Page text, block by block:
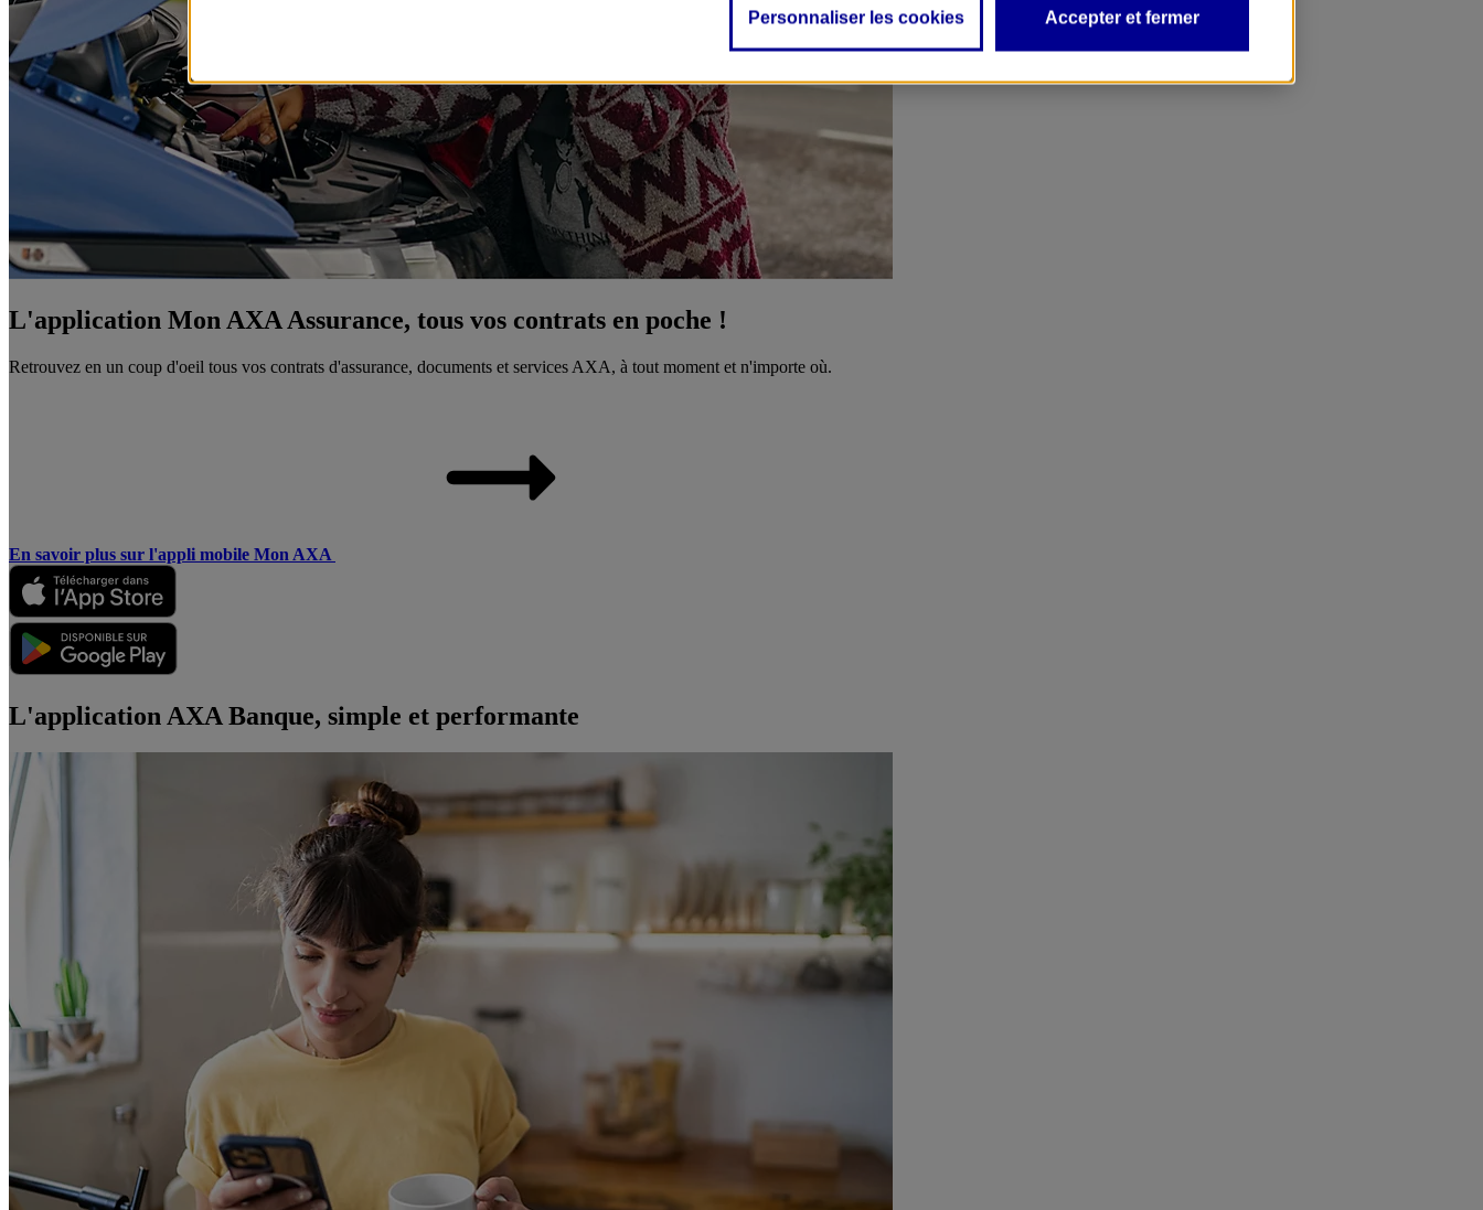
L'application Mon AXA Assurance, tous vos contrats en poche !
Retrouvez en un coup d'oeil tous vos contrats d'assurance, documents et services AXA, à tout moment et n'importe où.
En savoir plus sur l'appli mobile Mon AXA
L'application AXA Banque, simple et performante
Personnaliser les cookies Accepter et fermer